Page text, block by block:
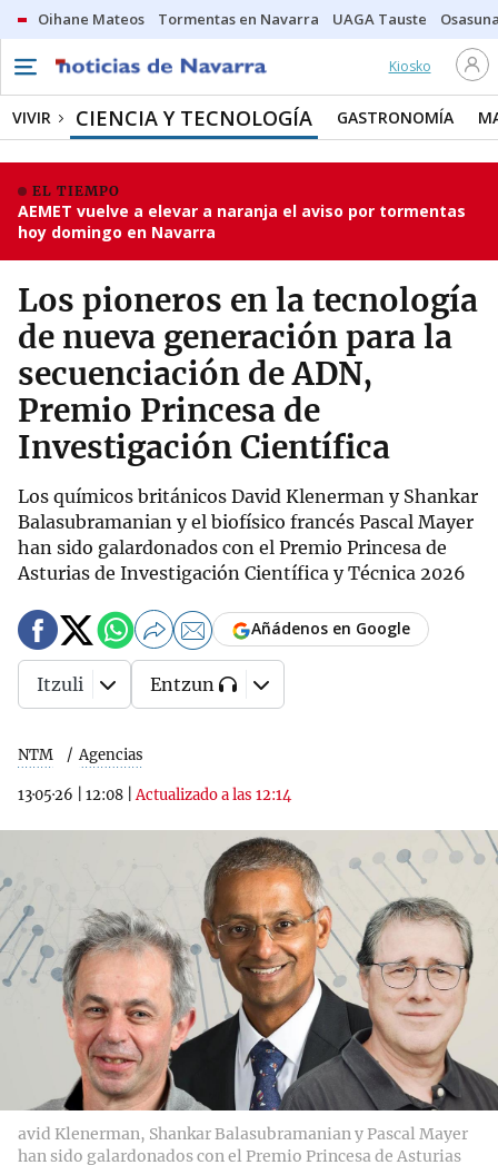
Oihane Mateos Tormentas en Navarra UAGA Tauste
Kiosko
VIVIR CIENCIA Y TECNOLOGÍA GASTRONOMÍA
EL TIEMPO
AEMET vuelve a elevar a naranja el aviso por tormentas
hoy domingo en Navarra
Los pioneros en la tecnología
de nueva generación para la
secuenciación de ADN,
Premio Princesa de
Investigación Científica
Los químicos británicos David Klenerman y Shankar
Balasubramanian y el biofísico francés Pascal Mayer
han sido galardonados con el Premio Princesa de
Asturias de Investigación Científica y Técnica 2026
NTM Agencias
13·05·26 12:08 |Actualizado a las 12:14
Añádenos en Google
Itzuli Entzun
avid Klenerman, Shankar Balasubramanian y Pascal Mayer
han sido galardonados con el Premio Princesa de Asturias